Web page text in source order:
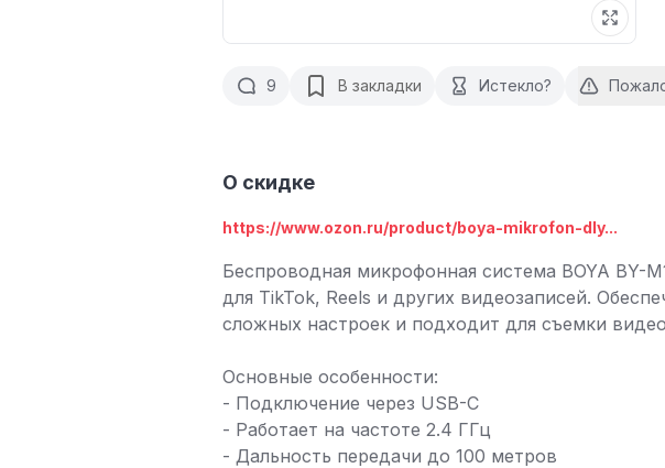
9 В закладки Истекло?
О скидке
https://www.ozon.ru/product/boya-mikrofon-dly...
Беспроводная микрофонная система BOYA
для TikTok, Reels и других видеозаписей.
сложных настроек и подходит для съемки
Основные особенности:
- Подключение через USB-C
- Работает на частоте 2.4 ГГц
- Дальность передачи до 100 метров